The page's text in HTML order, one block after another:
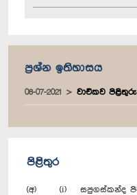
ප්‍රශ්න ඉතිහාසය
08-07-2021 වාචිකව
පිළිතුර
(අ) (i) සපුගස්කන්ද